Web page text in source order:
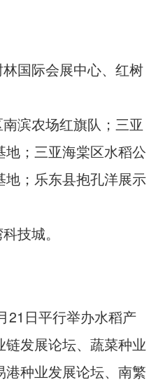
国际会展中心、红树
滨农场红旗队；三亚
；三亚海棠区水稻公
；乐东县抱孔洋展示
技城。
21日平行举办水稻产
发展论坛、蔬菜种业
种业发展论坛、南繁